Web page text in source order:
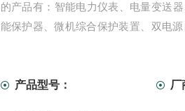
的产品有：智能电力仪表、电量变送
能保护器、微机综合保护装置、双电
产品型号：
厂